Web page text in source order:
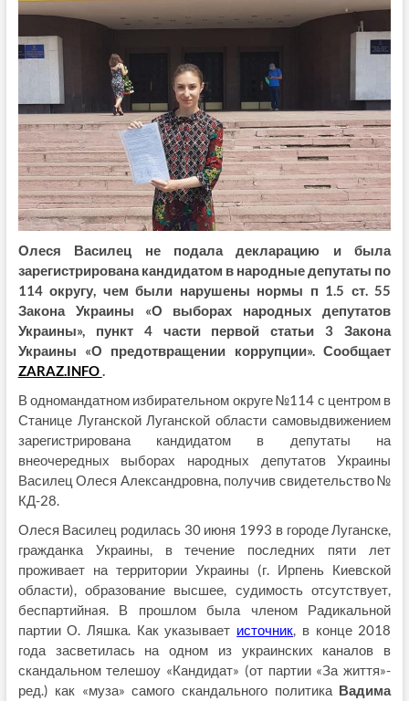
Олеся Василец не подала декларацию и была
зарегистрирована кандидатом в народные депутаты по
114 округу, чем были нарушены нормы п 1.5 ст. 55
Закона Украины «О выборах народных депутатов
Украины», пункт 4 части первой статьи 3 Закона
Украины «О предотвращении коррупции». Сообщает
ZARAZ.INFO.
В одномандатном избирательном округе №114 с центром в
Станице Луганской Луганской области самовыдвижением
зарегистрирована кандидатом в депутаты на
внеочередных выборах народных депутатов Украины
Василец Олеся Александровна, получив свидетельство №
КД-28.
Олеся Василец родилась 30 июня 1993 в городе Луганске,
гражданка Украины, в течение последних пяти лет
проживает на территории Украины (г. Ирпень Киевской
области), образование высшее, судимость отсутствует,
беспартийнaя. В прошлом была членом Радикальной
партии О. Ляшка. Как указывает источник, в конце 2018
года засветилась на одном из украинских каналов в
скандальном телешоу «Кандидат» (от партии «За життя»-
ред.) как «муза» самого скандального политика Вадима